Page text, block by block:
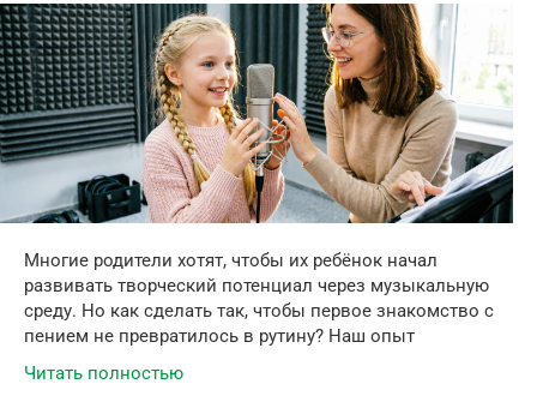
Многие родители хотят, чтобы их ребёнок начал
развивать творческий потенциал через музыкальную
среду. Но как сделать так, чтобы первое знакомство с
пением не превратилось в рутину? Наш опыт
Читать полностью